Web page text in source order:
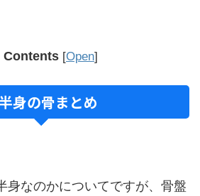
Contents [Open]
身の骨まとめ
身なのかについてですが、骨盤